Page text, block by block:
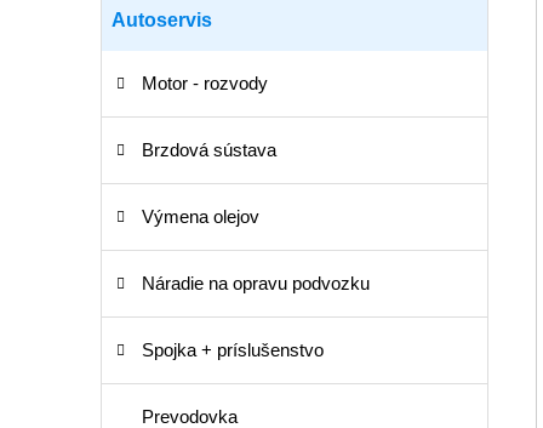
óAutoservis
Motor - rozvody
Brzdová sústava
Výmena olejov
Náradie na opravu podvozku
Spojka + príslušenstvo
Prevodovka